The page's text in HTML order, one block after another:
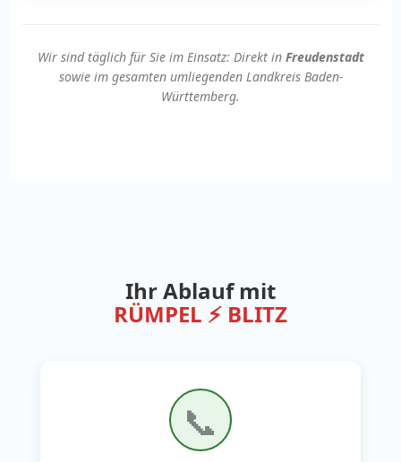
Wir sind täglich für Sie im Einsatz: Direkt in Freudenstadt
sowie im gesamten umliegenden Landkreis Baden-
Württemberg.
Ihr Ablauf mit
RÜMPEL ⚡ BLITZ
📞